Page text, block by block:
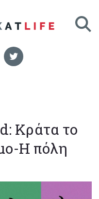
Κράτα το
Η πόλη